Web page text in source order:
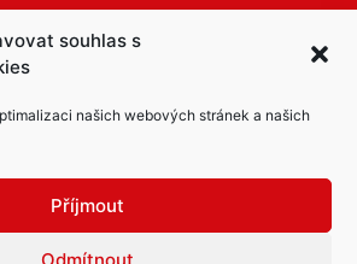
souhlas s
našich webových stránek a našich
Příjmout
Odmítnout
A KODEX DISKUTUJÍCÍCH
A LOGO MANUÁL